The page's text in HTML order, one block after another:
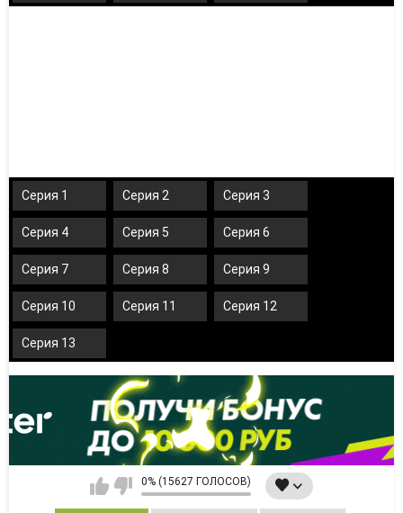
Серия 1 Серия 2 Серия 3
Серия 4 Серия 5 Серия 6
Серия 7 Серия 8 Серия 9
Серия 10 Серия 11 Серия 12
Серия 13
0% (15627 ГОЛОСОВ)